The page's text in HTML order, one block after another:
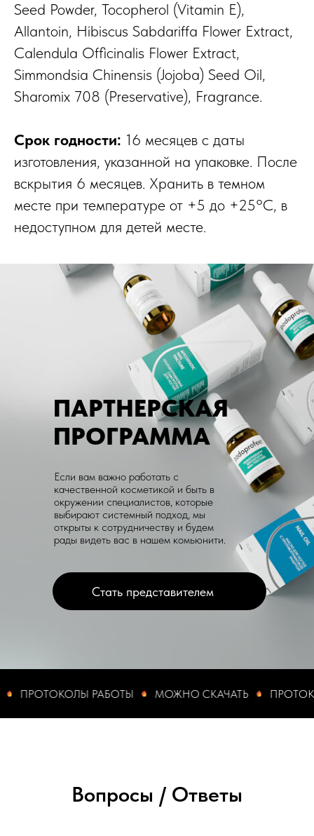
Seed Powder, Tocopherol (Vitamin E),
Allantoin, Hibiscus Sabdariffa Flower Extract,
Calendula Officinalis Flower Extract,
Simmondsia Chinensis (Jojoba) Seed Oil,
Sharomix 708 (Preservative), Fragrance.
Срок годности: 16 месяцев с даты
изготовления, указанной на упаковке. После
вскрытия 6 месяцев. Хранить в темном
месте при температуре от +5 до +25°C, в
недоступном для детей месте.
ПАРТНЕРСКАЯ
ПРОГРАММА
Если вам важно работать с
качественной косметикой и быть в
окружении специалистов, которые
выбирают системный подход, мы
открыты к сотрудничеству и будем
рады видеть вас в нашем комьюнити.
Стать представителем
ПРОТОКОЛЫ РАБОТЫ МОЖНО СКАЧАТЬ
Вопросы / Ответы